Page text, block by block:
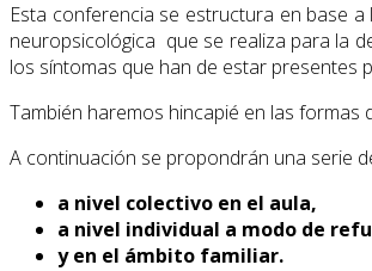
Esta conferencia se estructura en base
neuropsicológica que se realiza para la
los síntomas que han de estar presentes
También haremos hincapié en las
A continuación se propondrán una serie
a nivel colectivo en el aula,
a nivel individual a modo de
y en el ámbito familiar.